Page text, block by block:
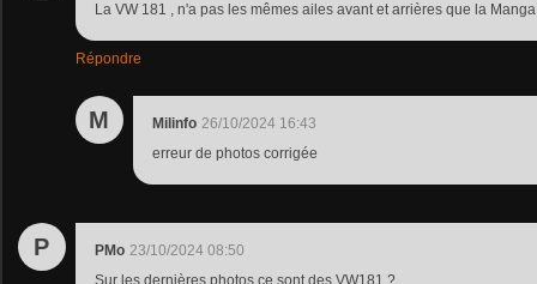
La VW 181 , n'a pas les mêmes ailes avant et arrières que la Manga
Répondre
M Milinfo 26/10/2024 16:43
erreur de photos corrigée
P PMo 23/10/2024 08:50
Sur les dernières photos ce sont des VW181 ?